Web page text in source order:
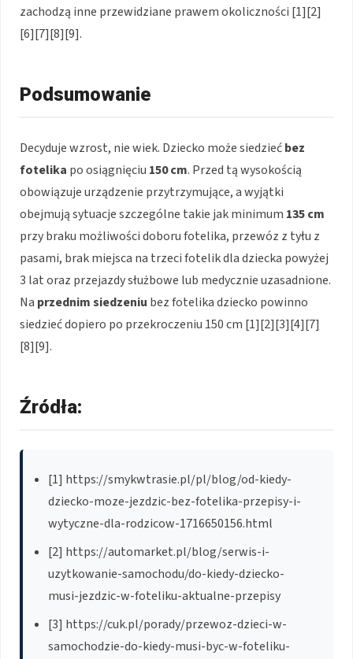
zachodzą inne przewidziane prawem okoliczności [1][2]
[6][7][8][9].
Podsumowanie
Decyduje wzrost, nie wiek. Dziecko może siedziećbez
fotelika po osiągnięciu 150 cm. Przed tą wysokością
obowiązuje urządzenie przytrzymujące, a wyjątki
obejmują sytuacje szczególne takie jak minimum 135 cm
przy braku możliwości doboru fotelika, przewóz z tyłu z
pasami, brak miejsca na trzeci fotelik dla dziecka powyżej
3 lat oraz przejazdy służbowe lub medycznie uzasadnione.
Na przednim siedzeniu bez fotelika dziecko powinno
siedzieć dopiero po przekroczeniu 150 cm [1][2][3][4][7]
[8][9].
Źródła:
[1] https://smykwtrasie.pl/pl/blog/od-kiedy-
dziecko-moze-jezdzic-bez-fotelika-przepisy-i-
wytyczne-dla-rodzicow-1716650156.html
[2] https://automarket.pl/blog/serwis-i-
uzytkowanie-samochodu/do-kiedy-dziecko-
musi-jezdzic-w-foteliku-aktualne-przepisy
[3] https://cuk.pl/porady/przewoz-dzieci-w-
samochodzie-do-kiedy-musi-byc-w-foteliku-